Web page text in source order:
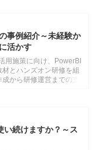
事例紹介～未経験か
活かす
用施策に向け、PowerBI
とハンズオン研修を組
から研修運営までの支
い続けますか？～ス